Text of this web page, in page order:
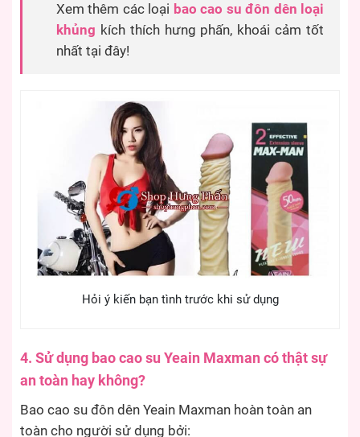
Xem thêm các loại bao cao su đôn dên loại
khủng kích thích hưng phấn, khoái cảm tốt
nhất tại đây!
Hỏi ý kiến bạn tình trước khi sử dụng
4. Sử dụng bao cao su Yeain Maxman có thật sự
an toàn hay không?
Bao cao su đôn dên Yeain Maxman hoàn toàn an
toàn cho người sử dụng bởi: